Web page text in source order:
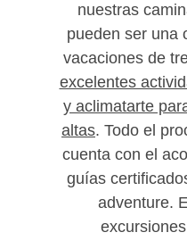
nuestras
pueden ser una
vacaciones de
excelentes
y aclimatarte
altas. Todo el
cuenta con el
guías
adventure.